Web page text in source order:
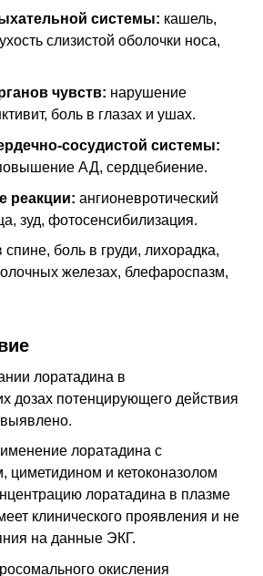
системы: кашель,
слизистой оболочки носа,
чувств: нарушение
боль в глазах и ушах.
сосудистой системы:
АД, сердцебиение.
реакции: ангионевротический
зуд, фотосенсибилизация.
спине, боль в груди, лихорадка,
железах, блефароспазм,
лоратадина в
дозах потенцирующего действия
лоратадина с
циметидином и кетоконазолом
лоратадина в плазме
клинического проявления и не
на данные ЭКГ.
окисления